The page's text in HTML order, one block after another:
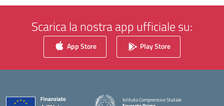
Scarica la nostra app ufficiale su:
App Store Play Store
Istituto Comprensivo Statale